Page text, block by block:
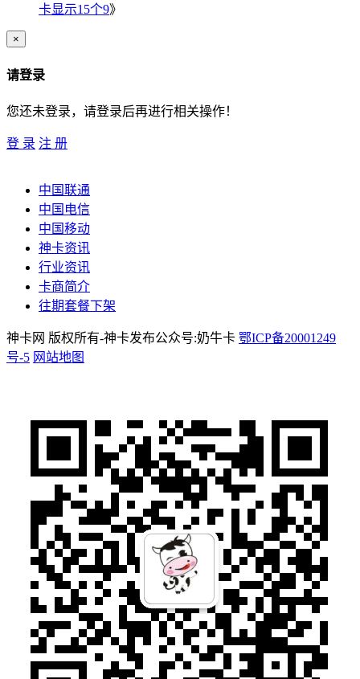
卡显示15个9》
×
请登录
您还未登录，请登录后再进行相关操作！
登 录 注 册
中国联通
中国电信
中国移动
神卡资讯
行业资讯
卡商简介
往期套餐下架
神卡网 版权所有-神卡发布公众号:奶牛卡 鄂ICP备20001249
号-5 网站地图